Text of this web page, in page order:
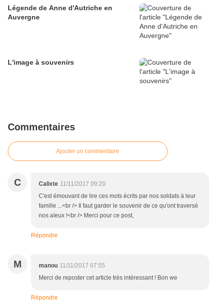
Légende de Anne d'Autriche en
Auvergne
L'image à souvenirs
Commentaires
Ajouter un commentaire
C Calixte 11/11/2017 09:20
C'est émouvant de lire ces mots écrits par nos soldats à leur
famille ...<br /> Il faut garder le souvenir de ce qu'ont traversé
nos aïeux !<br /> Merci pour ce post,
Répondre
M manou 11/11/2017 07:55
Merci de reposter cet article très intéressant ! Bon we
Répondre